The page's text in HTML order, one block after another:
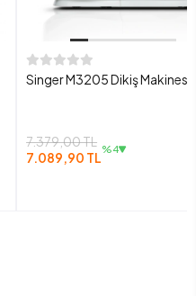
Singer M3205 Dikiş Makinesi
7.379,00 TL
7.089,90 TL %4